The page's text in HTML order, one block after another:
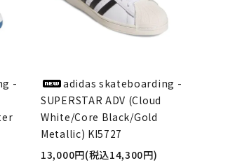
(マゼンタ・スケートボード)
VAGA BAG
(バガバッグ)
-
adidas skateboarding -
SUPERSTAR ADV (Cloud
White/Core Black/Gold
Metallic) KI5727
13,000円(税込14,300円)